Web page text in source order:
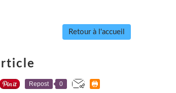
Retour à l'accueil
Repost 0